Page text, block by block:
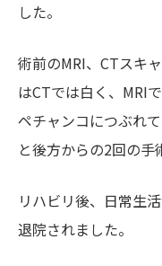
した。
術前のMRI、CTスキ
はCTでは白く、MRI
ペチャンコにつぶれ
と後方からの2回の手
リハビリ後、日常生
退院されました。